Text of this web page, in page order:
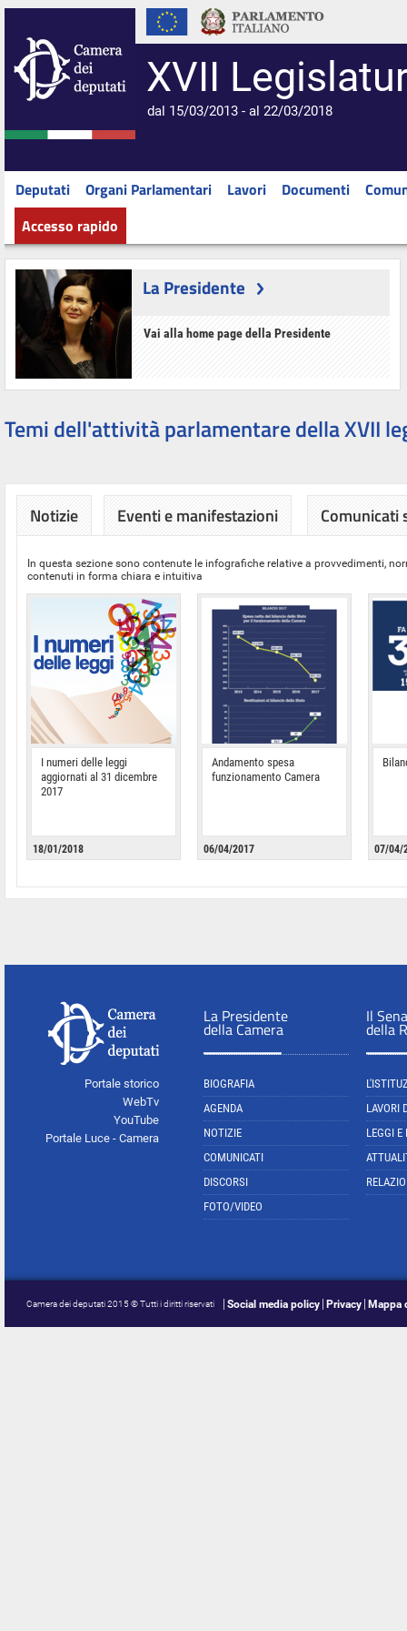
XVII
dal 15/03/2013 - al 22/03/2018
Deputati Organi Parlamentari Lavori Documenti
Accesso rapido
La Presidente
Vai alla home page della Presidente
Temi dell'attività parlamentare della XVII
Notizie Eventi e manifestazioni Comunicati
In questa sezione sono contenute le infografiche relative a provvedimenti,
contenuti in forma chiara e intuitiva
I numeri delle leggi
aggiornati al 31 dicembre
2017
18/01/2018
Andamento spesa
funzionamento Camera
06/04/2017 07/04/
Portale storico
WebTv
YouTube
Portale Luce - Camera
La Presidente
della Camera
BIOGRAFIA
AGENDA
NOTIZIE
COMUNICATI
DISCORSI
FOTO/VIDEO
Il
della
LAVORI
LEGGI E
Camera dei deputati 2015 © Tutti i diritti riservati Social media policy Privacy Mappa